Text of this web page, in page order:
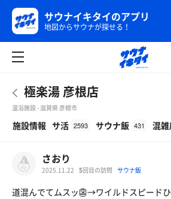
サウナイキタイのアプリ
地図からサウナが探せる！
極楽湯 彦根店
温浴施設 - 滋賀県 彦根市
施設情報 サ活 2593 サウナ飯 431 混
さおり
2025.11.22 5回目の訪問 サウナ飯
道混んでてムスッ👺→ワイルドスピード